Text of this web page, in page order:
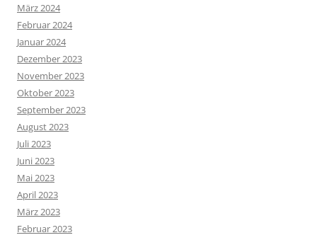
März 2024
Februar 2024
Januar 2024
Dezember 2023
November 2023
Oktober 2023
September 2023
August 2023
Juli 2023
Juni 2023
Mai 2023
April 2023
März 2023
Februar 2023